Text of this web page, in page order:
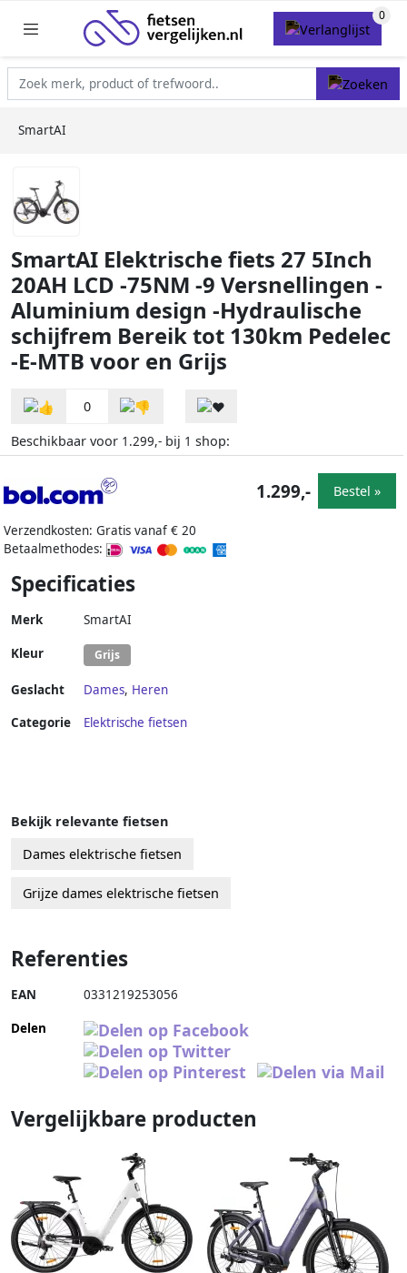
SmartAI
SmartAI Elektrische fiets 27 5Inch
20AH LCD -75NM -9 Versnellingen -
Aluminium design -Hydraulische
schijfrem Bereik tot 130km Pedelec
-E-MTB voor en Grijs
0
Beschikbaar voor 1.299,- bij 1 shop:
Verzendkosten: Gratis vanaf € 20
Betaalmethodes:
1.299,- Bestel »
Specificaties
Merk SmartAI
Kleur Grijs
Geslacht Dames, Heren
Categorie
Elektrische fietsen
Bekijk relevante fietsen
Dames elektrische fietsen
Grijze dames elektrische fietsen
Referenties
EAN 0331219253056
Delen
Vergelijkbare producten